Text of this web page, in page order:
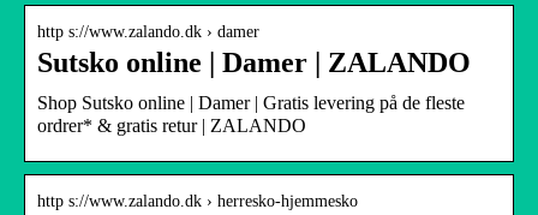
http s://www.zalando.dk › damer
Sutsko online | Damer | ZALANDO
Shop Sutsko online | Damer | Gratis levering på de fleste
ordrer* & gratis retur | ZALANDO
http s://www.zalando.dk › herresko-hjemmesko